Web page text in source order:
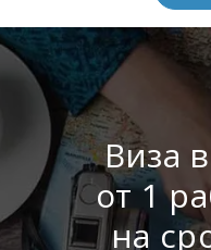
Виза
от 1
на